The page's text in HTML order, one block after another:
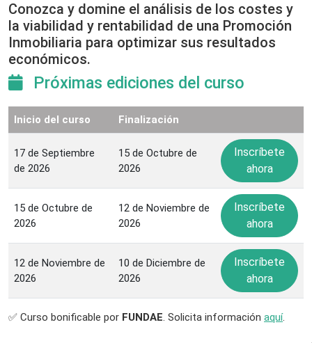
Conozca y domine el análisis de los costes y
la viabilidad y rentabilidad de una Promoción
Inmobiliaria para optimizar sus resultados
económicos.
Próximas ediciones del curso
Inicio del curso Finalización
17 de Septiembre
de 2026
15 de Octubre de
2026
Inscríbete
ahora
15 de Octubre de
2026
12 de Noviembre de
2026
Inscríbete
ahora
12 de Noviembre de
2026
10 de Diciembre de
2026
Inscríbete
ahora
✅ Curso bonificable por FUNDAE. Solicita información aquí.